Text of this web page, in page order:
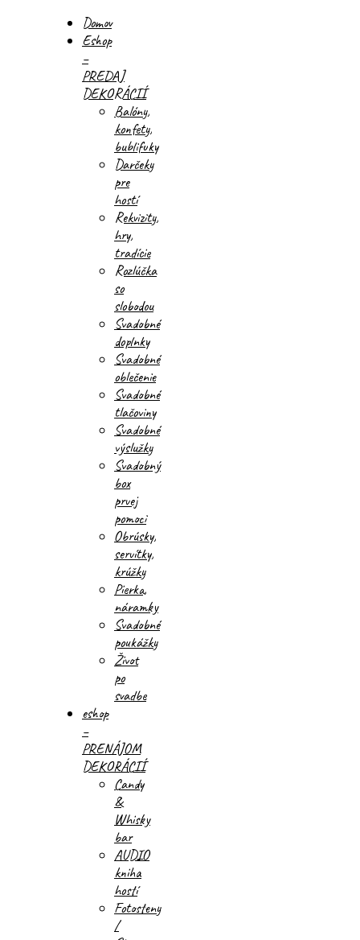
Domov
Eshop
–
PREDAJ
DEKORÁCIÍ
Balóny,
konfety,
bublifuky
Darčeky
pre
hostí
Rekvizity,
hry,
tradície
Rozlúčka
so
slobodou
Svadobné
doplnky
Svadobné
oblečenie
Svadobné
tlačoviny
Svadobné
výslužky
Svadobný
box
prvej
pomoci
Obrúsky,
servítky,
krúžky
Pierka,
náramky
Svadobné
poukážky
Život
po
svadbe
eshop
–
PRENÁJOM
DEKORÁCIÍ
Candy
&
Whisky
bar
AUDIO
kniha
hostí
Fotosteny
/